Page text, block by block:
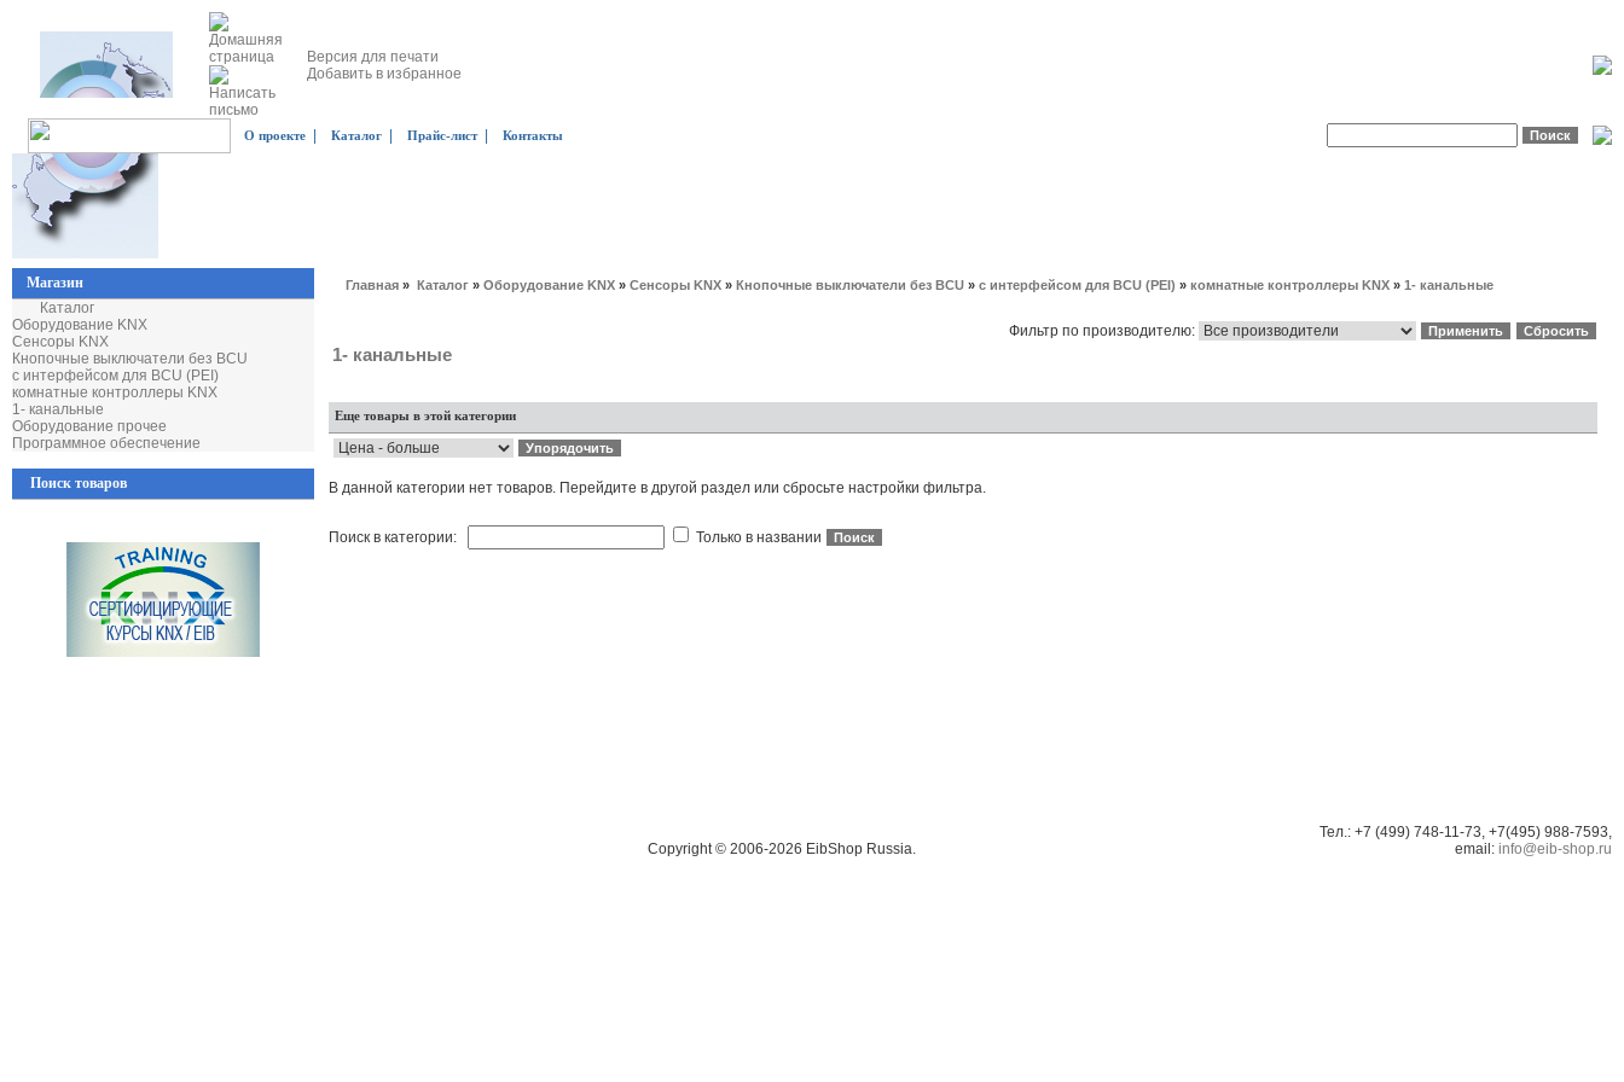
Версия для печати
Добавить в избранное
О проекте Каталог Прайс-лист| Контакты
Магазин
Каталог
Оборудование KNX
Сенсоры KNX
Кнопочные выключатели без BCU
с интерфейсом для BCU (PEI)
комнатные контроллеры KNX
1- канальные
Оборудование прочее
Программное обеспечение
Поиск товаров
Главная » Каталог » Оборудование KNX » Сенсоры KNX » Кнопочные выключатели без BCU » с интерфейсом для BCU (PEI) » комнатные контроллеры KNX » 1- канальные
Фильтр по производителю:
1- канальные
Еще товары в этой категории
В данной категории нет товаров. Перейдите в другой раздел или сбросьте настройки фильтра.
Поиск в категории: Только в названии
Copyright © 2006-2026 EibShop Russia.
Тел.: +7 (499) 748-11-73, +7(495) 988-7593,
email: info@eib-shop.ru